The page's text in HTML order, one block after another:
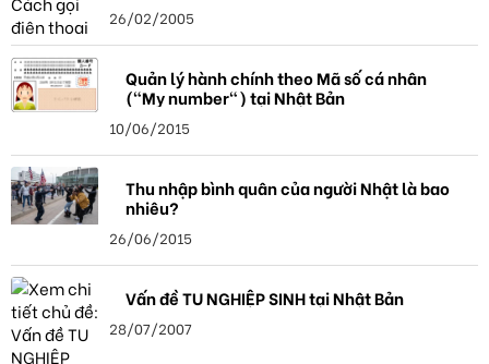
26/02/2005
Quản lý hành chính theo Mã số cá nhân
("My number") tại Nhật Bản
10/06/2015
Thu nhập bình quân của người Nhật là bao
nhiêu?
26/06/2015
Vấn đề TU NGHIỆP SINH tại Nhật Bản
28/07/2007